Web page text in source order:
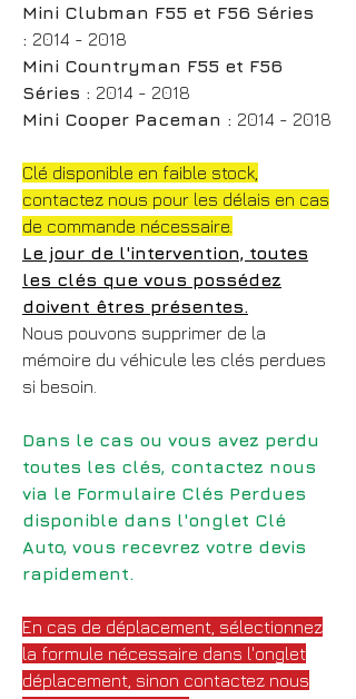
Mini Clubman F55 et F56 Séries
: 2014 - 2018
Mini Countryman F55 et F56
Séries : 2014 - 2018
Mini Cooper Paceman : 2014 - 2018
Clé disponible en faible stock,
contactez nous pour les délais en cas
de commande nécessaire.
Le jour de l'intervention, toutes
les clés que vous possédez
doivent êtres présentes.
Nous pouvons supprimer de la
mémoire du véhicule les clés perdues
si besoin.
Dans le cas ou vous avez perdu
toutes les clés, contactez nous
via le Formulaire Clés Perdues
disponible dans l'onglet Clé
Auto, vous recevrez votre devis
rapidement.
En cas de déplacement, sélectionnez
la formule nécessaire dans l'onglet
déplacement, sinon contactez nous